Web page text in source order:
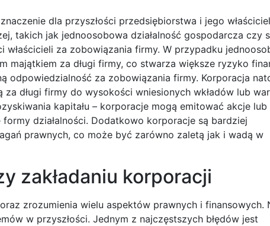
dla przyszłości przedsiębiorstwa i jego
takich jak jednoosobowa działalność gospodarcza czy
za zobowiązania firmy. W przypadku
majątkiem za długi firmy, co stwarza większe ryzyko
odpowiedzialność za zobowiązania firmy. Korporacja
długi firmy do wysokości wniesionych wkładów lub
kapitału – korporacje mogą emitować akcje lub
działalności. Dodatkowo korporacje są bardziej
prawnych, co może być zarówno zaletą jak i wadą w
zakładaniu korporacji
zrozumienia wielu aspektów prawnych i finansowych.
w przyszłości. Jednym z najczęstszych błędów jest